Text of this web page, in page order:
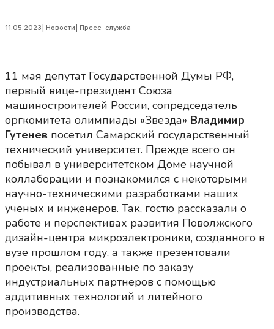
11.05.2023 Новости Пресс-служба
11 мая депутат Государственной Думы РФ,
первый вице-президент Союза
машиностроителей России, сопредседатель
оргкомитета олимпиады «Звезда» Владимир
Гутенев посетил Самарский государственный
технический университет. Прежде всего он
побывал в университетском Доме научной
коллаборации и познакомился с некоторыми
научно-техническими разработками наших
ученых и инженеров. Так, гостю рассказали о
работе и перспективах развития Поволжского
дизайн-центра микроэлектроники, созданного в
вузе прошлом году, а также презентовали
проекты, реализованные по заказу
индустриальных партнеров с помощью
аддитивных технологий и литейного
производства.